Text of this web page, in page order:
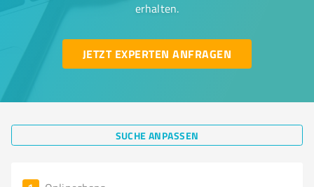
erhalten.
JETZT EXPERTEN ANFRAGEN
SUCHE ANPASSEN